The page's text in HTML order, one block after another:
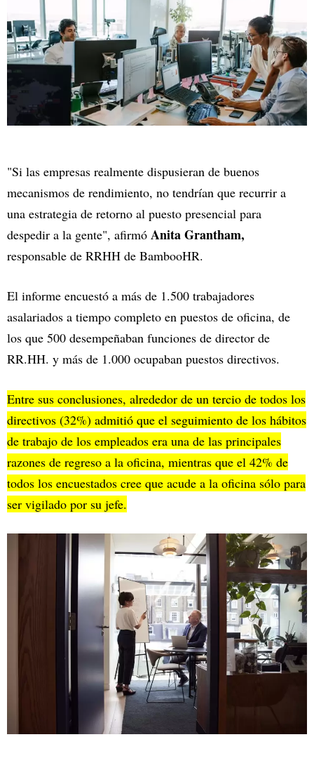
"Si las empresas realmente dispusieran de buenos
mecanismos de rendimiento, no tendrían que recurrir a
una estrategia de retorno al puesto presencial para
despedir a la gente", afirmó Anita Grantham,
responsable de RRHH de BambooHR.
El informe encuestó a más de 1.500 trabajadores
asalariados a tiempo completo en puestos de oficina, de
los que 500 desempeñaban funciones de director de
RR.HH. y más de 1.000 ocupaban puestos directivos.
Entre sus conclusiones, alrededor de un tercio de todos los
directivos (32%) admitió que el seguimiento de los hábitos
de trabajo de los empleados era una de las principales
razones de regreso a la oficina, mientras que el 42% de
todos los encuestados cree que acude a la oficina sólo para
ser vigilado por su jefe.